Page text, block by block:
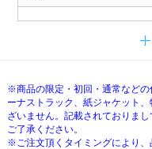
※商品の限定・初回・通常など
ーナストラック、紙ジャケット
ざいません。記載されておりま
ご了承ください。
※ご注文頂くタイミングにより